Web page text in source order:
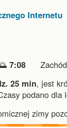
Internetu
7:08
25 min, jest
podano dla
zimy